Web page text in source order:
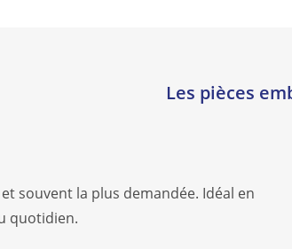
Les pièces
souvent la plus demandée. Idéal en
quotidien.